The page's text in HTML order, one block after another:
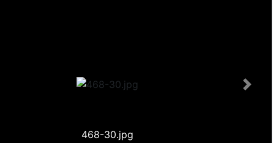
468-30.jpg
Next